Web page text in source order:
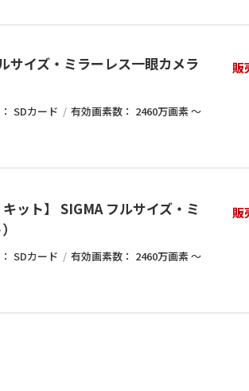
サイズ・ミラーレス一眼カメラ
：SDカード 有効画素数： 2460万画素 ～
販
ット】 SIGMA フルサイズ・ミ
：SDカード 有効画素数： 2460万画素 ～
販